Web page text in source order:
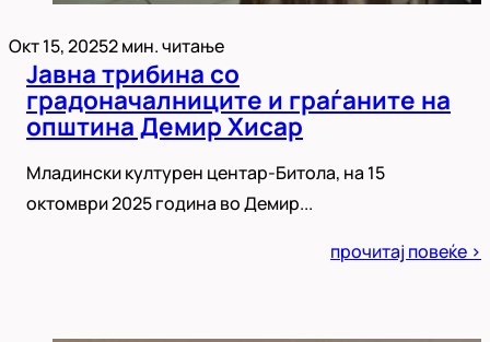
Окт 15, 20252 мин. читање
Јавна трибина со
градоначалниците и граѓаните на
општина Демир Хисар
Младински културен центар-Битола, на 15
октомври 2025 година во Демир...
прочитај повеќе >